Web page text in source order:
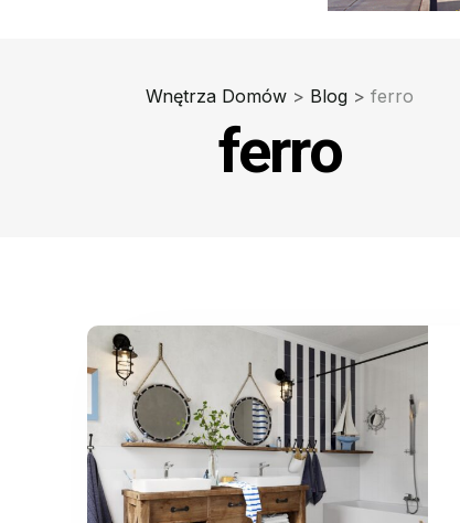
Wnętrza Domów > Blog > ferro
ferro